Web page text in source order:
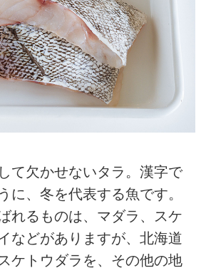
て欠かせないタラ。漢字で
に、冬を代表する魚です。
れるものは、マダラ、スケ
などがありますが、北海道
ケトウダラを、その他の地